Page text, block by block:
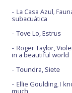
La Casa Azul,
subacuática
Tove Lo, Estrus
Roger Taylor,
in a beautiful world
Toundra, Siete
Ellie Goulding, I
much